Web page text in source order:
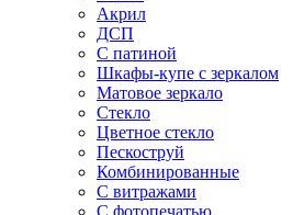
Акрил
ДСП
С патиной
Шкафы-купе с зеркалом
Матовое зеркало
Стекло
Цветное стекло
Пескоструй
Комбинированные
С витражами
С фотопечатью